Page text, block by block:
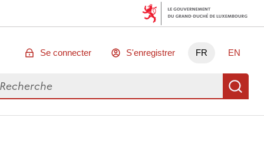
Se connecter S'enregistrer FR EN
des données